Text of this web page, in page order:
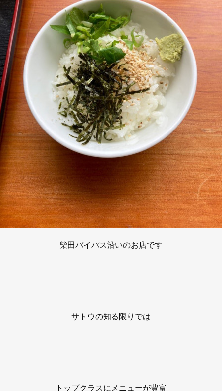
柴田バイパス沿いのお店です
サトウの知る限りでは
トップクラスにメニューが豊富